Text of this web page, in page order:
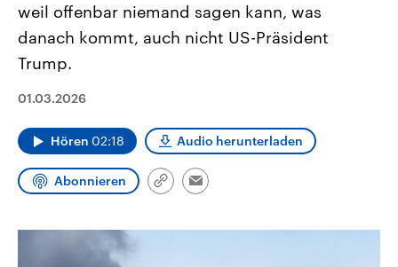
USA
Hintergründe
gehören die Vereinigten Staaten zu
mit großem Einfluss auf das
aktuelle Weltgeschehen.
Nahostkonflikt
Aktuelle Lage und
Der Überfall der
Sendungen Programm Podcasts
Audio-Archiv
weil offenbar niemand sagen kann, was
danach kommt, auch nicht US-Präsident
Trump.
01.03.2026
Hören 02:18 Audio herunterladen
Abonnieren
Link
Email